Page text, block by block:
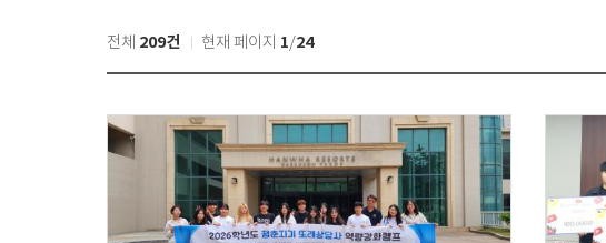
전체 209건 현재 페이지 1/24